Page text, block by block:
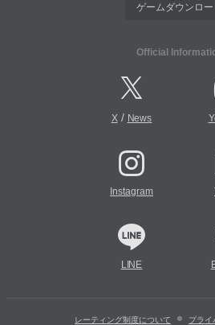
ゲームダウンロー
Official
X/ News
Instagram
LINE
レーティング制度について プライ